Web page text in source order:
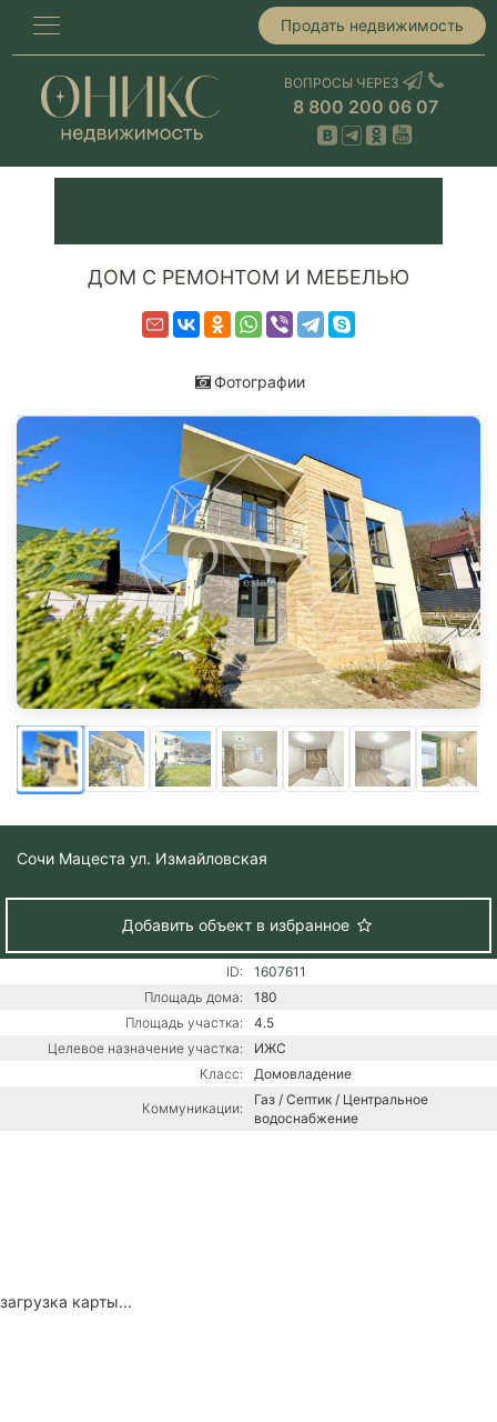
Продать недвижимость
ВОПРОСЫ ЧЕРЕЗ
8 800 200 06 07
ДОМ С РЕМОНТОМ И МЕБЕЛЬЮ
Фотографии
Сочи Мацеста ул. Измайловская
Добавить объект в избранное
ID:
1607611
Площадь дома:
180
Площадь участка:
4.5
Целевое назначение участка:
ИЖС
Класс:
Домовладение
Коммуникации:
Газ / Септик / Центральное
водоснабжение
загрузка карты...